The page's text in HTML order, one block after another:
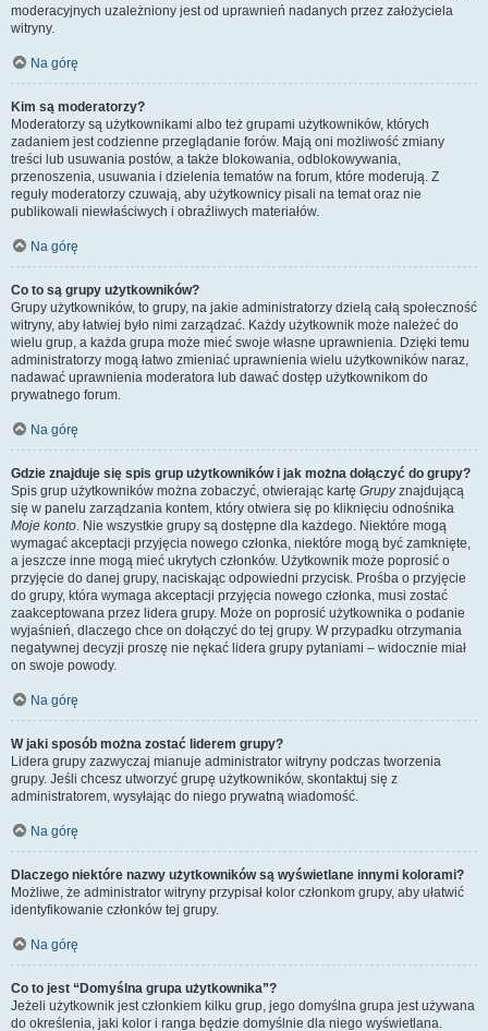
moderacyjnych uzależniony jest od uprawnień nadanych przez założyciela
witryny.
Na górę
Kim są moderatorzy?
Moderatorzy są użytkownikami albo też grupami użytkowników, których
zadaniem jest codzienne przeglądanie forów. Mają oni możliwość zmiany
treści lub usuwania postów, a także blokowania, odblokowywania,
przenoszenia, usuwania i dzielenia tematów na forum, które moderują. Z
reguły moderatorzy czuwają, aby użytkownicy pisali na temat oraz nie
publikowali niewłaściwych i obraźliwych materiałów.
Na górę
Co to są grupy użytkowników?
Grupy użytkowników, to grupy, na jakie administratorzy dzielą całą społeczność
witryny, aby łatwiej było nimi zarządzać. Każdy użytkownik może należeć do
wielu grup, a każda grupa może mieć swoje własne uprawnienia. Dzięki temu
administratorzy mogą łatwo zmieniać uprawnienia wielu użytkowników naraz,
nadawać uprawnienia moderatora lub dawać dostęp użytkownikom do
prywatnego forum.
Na górę
Gdzie znajduje się spis grup użytkowników i jak można dołączyć do grupy?
Spis grup użytkowników można zobaczyć, otwierając kartę Grupyznajdującą
się w panelu zarządzania kontem, który otwiera się po kliknięciu odnośnika
Moje konto. Nie wszystkie grupy są dostępne dla każdego. Niektóre mogą
wymagać akceptacji przyjęcia nowego członka, niektóre mogą być zamknięte,
a jeszcze inne mogą mieć ukrytych członków. Użytkownik może poprosić o
przyjęcie do danej grupy, naciskając odpowiedni przycisk. Prośba o przyjęcie
do grupy, która wymaga akceptacji przyjęcia nowego członka, musi zostać
zaakceptowana przez lidera grupy. Może on poprosić użytkownika o podanie
wyjaśnień, dlaczego chce on dołączyć do tej grupy. W przypadku otrzymania
negatywnej decyzji proszę nie nękać lidera grupy pytaniami – widocznie miał
on swoje powody.
Na górę
W jaki sposób można zostać liderem grupy?
Lidera grupy zazwyczaj mianuje administrator witryny podczas tworzenia
grupy. Jeśli chcesz utworzyć grupę użytkowników, skontaktuj się z
administratorem, wysyłając do niego prywatną wiadomość.
Na górę
Dlaczego niektóre nazwy użytkowników są wyświetlane innymi kolorami?
Możliwe, że administrator witryny przypisał kolor członkom grupy, aby ułatwić
identyfikowanie członków tej grupy.
Na górę
Co to jest “Domyślna grupa użytkownika”?
Jeżeli użytkownik jest członkiem kilku grup, jego domyślna grupa jest używana
do określenia, jaki kolor i ranga będzie domyślnie dla niego wyświetlana.